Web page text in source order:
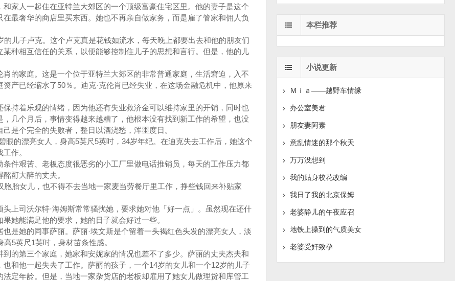
人一起住在亚特兰大郊区的一个顶级富豪住宅区里。他的妻子是这个
最奢华的商店里买东西。她也不再亲自做家务，而是雇了管家和佣人负
儿子卢克。这个卢克真是花钱如流水，每天晚上都要出去和他的朋友们
种相互信任的关系，以便能够控制住儿子的思想和言行。但是，他的儿
家庭。这是一个位于亚特兰大郊区的非常普通家庭，生活窘迫，入不
产已经缩水了50％。迪克·克伦肖已经失业，在这场金融危机中，他原来
着乐观的情绪，因为他还有失业救济金可以维持家里的开销，同时也
几个月后，事情变得越来越糟了，他根本没有找到新工作的希望，也没
是个完全的失败者，整日以酒浇愁，浑噩度日。
的漂亮女人，身高5英尺5英吋，34岁年纪。在迪克失去工作后，她这个
作。
艰苦、老板态度很恶劣的小工厂里做电话推销员，每天的工作压力都
酊大醉的丈夫。
胎女儿，也不得不去当地一家麦当劳餐厅里工作，挣些钱回来补贴家
司沃尔特·海姆斯常常骚扰她，要求她对他「好一点」。虽然现在还什
她能满足他的要求，她的日子就会好过一些。
她的同事萨丽。萨丽·埃文斯是个留着一头褐红色头发的漂亮女人，淡
5英尺1英吋，身材苗条性感。
第三个家庭，她家和安妮家的情况也差不了多少。萨丽的丈夫杰夫和
和他一起失去了工作。萨丽的孩子，一个14岁的女儿和一个12岁的儿子
定年龄。但是，当地一家杂货店的老板却雇用了她女儿做理货和库管工
本栏推荐
小说更新
Ｍｉａ——越野车情缘
办公室美君
朋友妻阿素
意乱情迷的那个秋天
万万没想到
我的贴身校花改编
我日了我的北京保姆
老婆静儿的午夜应召
地铁上操到的气质美女
老婆受奸致孕